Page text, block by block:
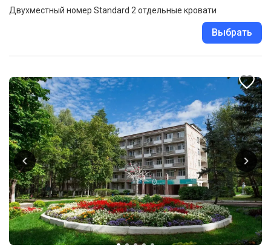
Двухместный номер Standard 2 отдельные кровати
Выбрать